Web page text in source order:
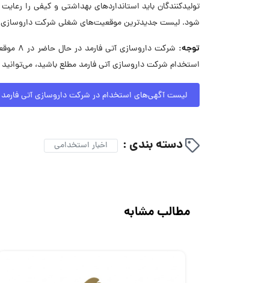
تولیدکنندگان باید استانداردهای بهداشتی و کیفی را
شود. لیست جدیدترین موقعیت‌های شغلی شرکت داروسازی
توجه:
شرکت
استخدام شرکت داروسازی آتی فارمد مطلع باشید،
لیست آگهی‌های استخدام در شرکت داروسازی آتی فارمد
دسته بندی : اخبار استخدامی
مطالب مشابه